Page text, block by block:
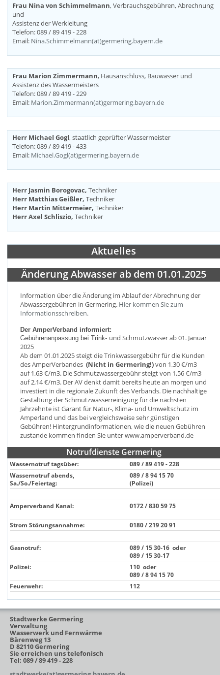
Frau Nina von Schimmelmann, Verbrauchsgebühren, Abrechnung
und
Assistenz der Werkleitung
Telefon: 089 / 89 419 - 228
Email: Nina.Schimmelmann(at)germering.bayern.de
Frau Marion Zimmermann, Hausanschluss, Bauwasser und
Assistenz des Wassermeisters
Telefon: 089 / 89 419 - 229
Email: Marion.Zimmermann(at)germering.bayern.de
Herr Michael Gogl, staatlich geprüfter Wassermeister
Telefon: 089 / 89 419 - 433
Email: Michael.Gogl(at)germering.bayern.de
Herr Jasmin Borogovac,Techniker
Herr Matthias Geißler,Techniker
Herr Martin Mittermeier,Techniker
Herr Axel Schliszio,Techniker
Aktuelles
Änderung Abwasser ab dem 01.01.2025
Information über die Änderung im Ablauf der Abrechnung der
Abwassergebühren in Germering. Hier kommen Sie zum
Informationsschreiben.
Der AmperVerband informiert:
Gebührenanpassung bei Trink- und Schmutzwasser ab 01. Januar
2025
Ab dem 01.01.2025 steigt die Trinkwassergebühr für die Kunden
des AmperVerbandes(Nicht in Germering!)von 1,30 €/m3
auf 1,63 €/m3. DieSchmutzwassergebührsteigtvon 1,56€/m3
auf 2,14 €/m3. Der AV denktdamit bereits heute an morgen und
investiert in die regionale Zukunftdes Verbands. Die nachhaltige
Gestaltung der Schmutzwasserreinigung für die nächsten
Jahrzehnte ist Garant für Natur-, Klima- und Umweltschutz im
Amperland und das beivergleichsweisesehr günstigen
Gebühren! Hintergrundinformationen, wie die neuen Gebühren
zustande kommen finden Sie unter www.amperverband.de
Notrufdienste Germering
Wassernotruf tagsüber:
089 / 89 419 - 228
Wassernotruf abends,
Sa./So./Feiertag:
089 / 8 94 15 70
(Polizei)
Amperverband Kanal: 0172 / 830 59 75
Strom Störungsannahme: 0180 / 219 20 91
Gasnotruf:
089 / 15 30-16 oder
089 / 15 30-17
Polizei:
110 oder
089 / 8 94 15 70
Feuerwehr:
112
Stadtwerke Germering
Verwaltung
Wasserwerk und Fernwärme
Bärenweg 13
D 82110 Germering
Sie erreichen uns telefonisch
Tel: 089 / 89 419 - 228